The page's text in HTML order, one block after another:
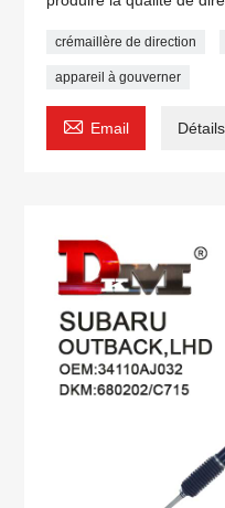
crémaillère de direction
appareil à gouverner
 Email Détails